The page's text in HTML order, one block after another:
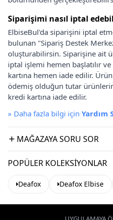
Siparişimi nasıl iptal
ElbiseBul'da siparişini iptal
bulunan "Sipariş Destek
oluşturabilirsin. Siparişine ait
iptal işlemi hemen başlatılır
kartına hemen iade edilir.
ödemiş olduğun tutar
kredi kartına iade edilir.
» Daha fazla bilgi için Yardım
MAĞAZAYA SORU SOR
POPÜLER KOLEKSIYONLAR
Deafox Deafox Elbise